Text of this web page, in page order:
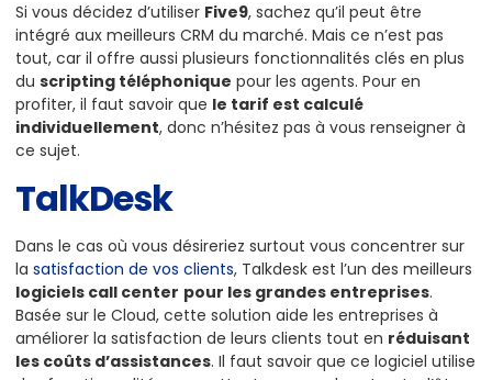
Si vous décidez d’utiliser Five9, sachez qu’il peut être
intégré aux meilleurs CRM du marché. Mais ce n’est pas
tout, car il offre aussi plusieurs fonctionnalités clés en plus
du scripting téléphonique pour les agents. Pour en
profiter, il faut savoir que le tarif est calculé
individuellement, donc n’hésitez pas à vous renseigner à
ce sujet.
TalkDesk
Dans le cas où vous désireriez surtout vous concentrer sur
la satisfaction de vos clients, Talkdesk est l’un des meilleurs
logiciels call center pour les grandes entreprises.
Basée sur le Cloud, cette solution aide les entreprises à
améliorer la satisfaction de leurs clients tout en réduisant
les coûts d’assistances. Il faut savoir que ce logiciel utilise